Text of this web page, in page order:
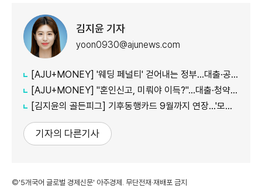
김지윤 기자
yoon0930@ajunews.com
[AJU+MONEY] '웨딩 페널티' 걷어내는 정부…대출·공공임대 불이익 줄인다
[AJU+MONEY] "혼인신고, 미뤄야 이득?"…대출·청약·세금 따져보니
[김지윤의 골든피그] 기후동행카드 9월까지 연장…'모두의카드' 갈아탈 땐 혜택 따져야
기자의 다른기사
©'5개국어 글로벌 경제신문' 아주경제. 무단전재·재배포 금지